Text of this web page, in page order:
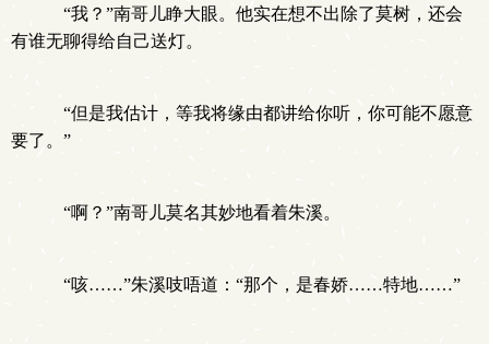
“我？”南哥儿睁大眼。他实在想不出除了莫树，还会
有谁无聊得给自己送灯。
“但是我估计，等我将缘由都讲给你听，你可能不愿意
要了。”
“啊？”南哥儿莫名其妙地看着朱溪。
“咳……”朱溪吱唔道：“那个，是春娇……特地……”